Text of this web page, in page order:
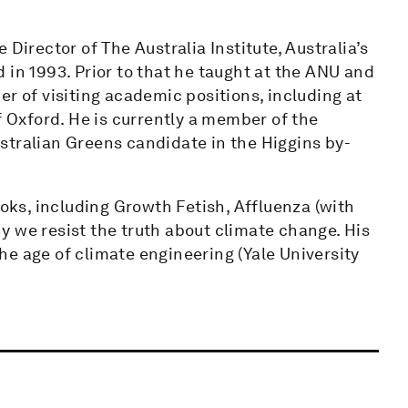
of The Australia Institute, Australia’s
1993. Prior to that he taught at the ANU and
of visiting academic positions, including at
He is currently a member of the
Greens candidate in the Higgins by-
including Growth Fetish, Affluenza (with
we resist the truth about climate change. His
age of climate engineering (Yale University